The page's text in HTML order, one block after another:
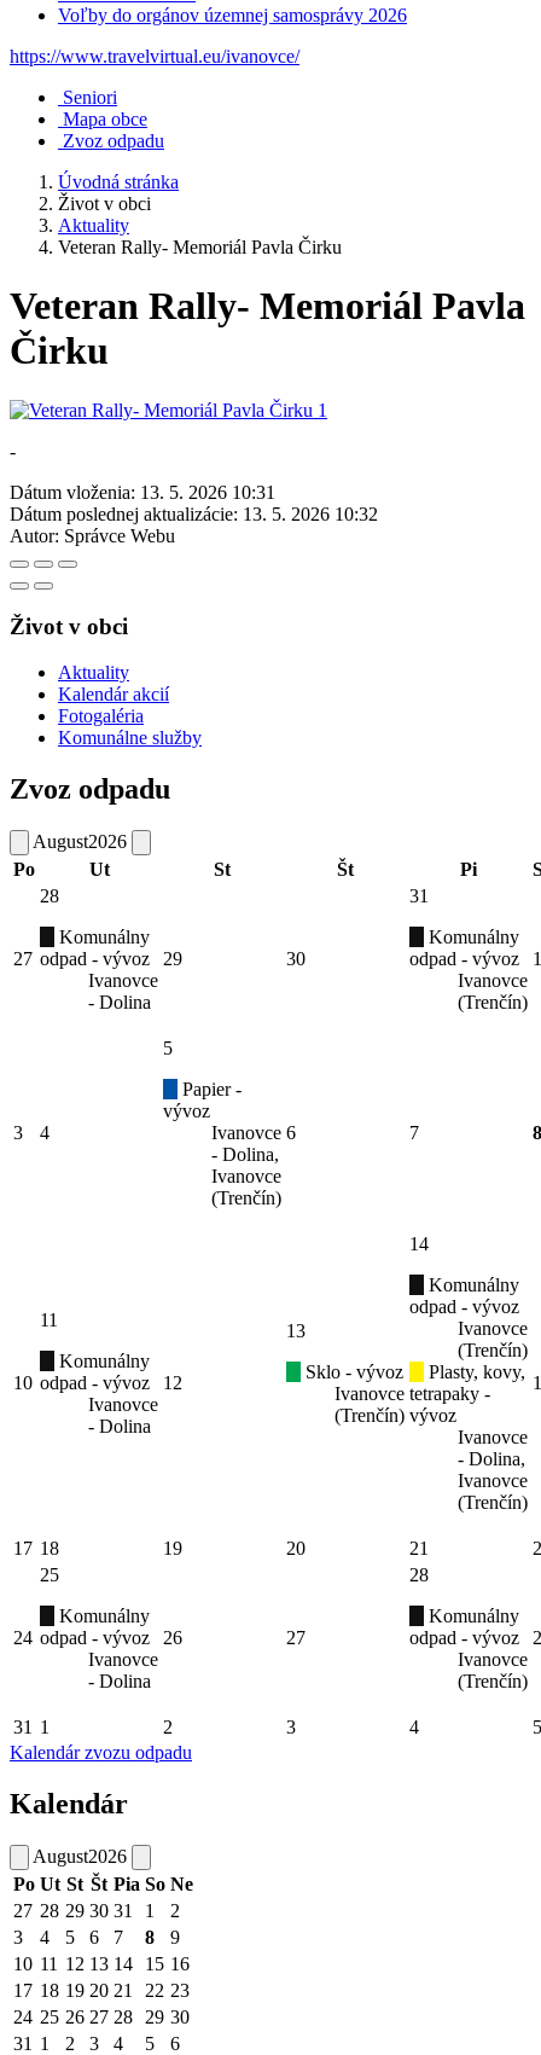
Voľby do orgánov územnej samosprávy 2026
https://www.travelvirtual.eu/ivanovce/
Seniori
Mapa obce
Zvoz odpadu
Úvodná stránka
Život v obci
Aktuality
Veteran Rally- Memoriál Pavla Čirku
Veteran Rally- Memoriál Pavla
Čirku
-
Dátum vloženia: 13. 5. 2026 10:31
Dátum poslednej aktualizácie: 13. 5. 2026 10:32
Autor: Správce Webu
Život v obci
Aktuality
Kalendár akcií
Fotogaléria
Komunálne služby
Zvoz odpadu
August2026
Po
Ut St Št Pi
27
28
Komunálny
odpad - vývoz
Ivanovce
- Dolina
29 30
31
Komunálny
odpad - vývoz
Ivanovce
(Trenčín)
1
3 4
5
Papier -
vývoz
Ivanovce
- Dolina,
Ivanovce
(Trenčín)
6 7 8
10
11
Komunálny
odpad - vývoz
Ivanovce
- Dolina
12
13
Sklo - vývoz
Ivanovce
(Trenčín)
14
Komunálny
odpad - vývoz
Ivanovce
(Trenčín)
Plasty, kovy,
tetrapaky -
vývoz
Ivanovce
- Dolina,
Ivanovce
(Trenčín)
17 18 19 20 21
24
25
Komunálny
odpad - vývoz
Ivanovce
- Dolina
26 27
28
Komunálny
odpad - vývoz
Ivanovce
(Trenčín)
31 1 2 3 4
5
Kalendár zvozu odpadu
Kalendár
August2026
Po Ut St Št Pia So Ne
27 28 29 30 31 1
2
3
4 5 6 7 8
9
10 11 12 13 14 15 16
17 18 19 20 21 22 23
24 25 26 27 28 29 30
31 1 2 3 4 5 6